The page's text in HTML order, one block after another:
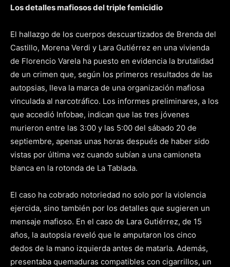
Los detalles mafiosos del triple femicidio
El hallazgo de los cuerpos descuartizados de Brenda del
Castillo, Morena Verdi y Lara Gutiérrez en una vivienda
de Florencio Varela ha puesto en evidencia la brutalidad
de un crimen que, según los primeros resultados de las
autopsias, lleva la marca de una organización mafiosa
vinculada al narcotráfico. Los informes preliminares, a los
que accedió Infobae, indican que las tres jóvenes
murieron entre las 3:00 y las 5:00 del sábado 20 de
septiembre, apenas unas horas después de haber sido
vistas por última vez cuando subían a una camioneta
blanca en la rotonda de La Tablada.
El caso ha cobrado notoriedad no solo por la violencia
ejercida, sino también por los detalles que sugieren un
mensaje mafioso. En el caso de Lara Gutiérrez, de 15
años, la autopsia reveló que le amputaron los cinco
dedos de la mano izquierda antes de matarla. Además,
presentaba quemaduras compatibles con cigarrillos, un